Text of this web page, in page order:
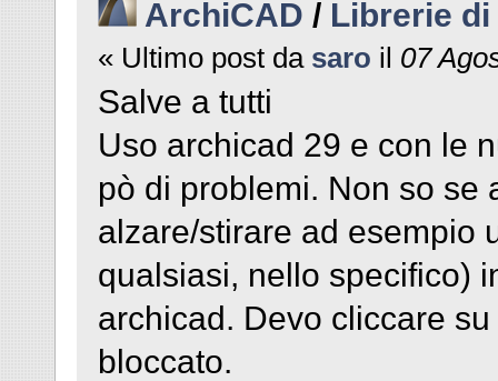
ArchiCAD / Librerie
« Ultimo post da saro il 07
Salve a tutti
Uso archicad 29 e con le
pò di problemi. Non so se
alzare/stirare ad esempio
qualsiasi, nello specifico)
archicad. Devo cliccare
bloccato.